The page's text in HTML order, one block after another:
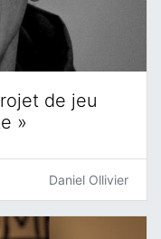
de jeu
»
Daniel Ollivier